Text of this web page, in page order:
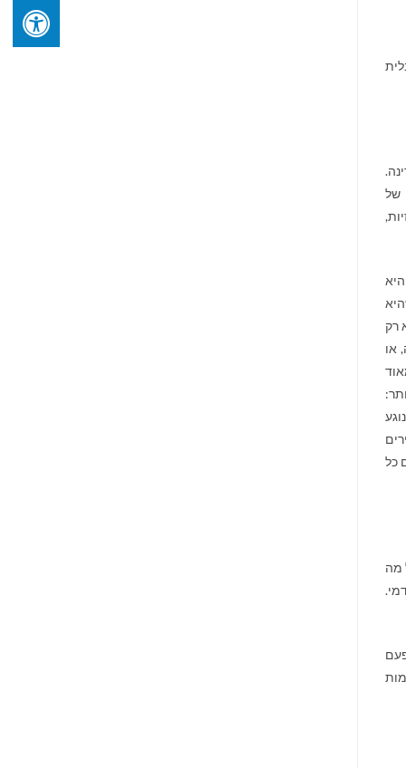
של
רק
או
כל
מה